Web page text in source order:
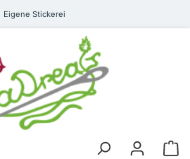
Eigene Stickerei